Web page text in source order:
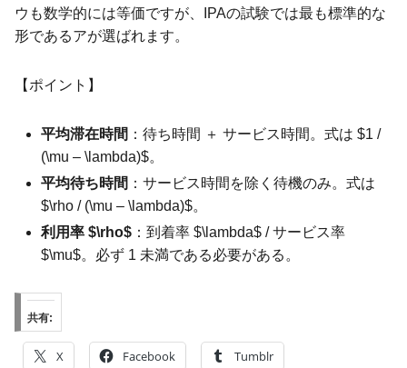
ウも数学的には等価ですが、IPAの試験では最も標準的な
形であるアが選ばれます。
【ポイント】
平均滞在時間 ：待ち時間 ＋ サービス時間。式は $1 /
(\mu – \lambda)$。
平均待ち時間 ：サービス時間を除く待機のみ。式は
$\rho / (\mu – \lambda)$。
利用率 $\rho$ ：到着率 $\lambda$ / サービス率
$\mu$。必ず 1 未満である必要がある。
共有:
X Facebook Tumblr